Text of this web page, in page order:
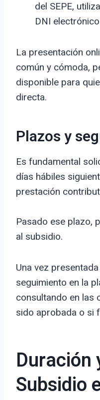
del SEPE,
DNI
La presentación
común y cómoda,
disponible para
directa.
Plazos y
Es fundamental
días hábiles
prestación
Pasado ese plazo,
al subsidio.
Una vez
seguimiento en la
consultando en las
sido aprobada o si
Duración
Subsidio